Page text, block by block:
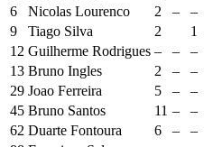
6
Nicolas Lourenco 2 – –
9
Tiago Silva 2 1
12 Guilherme Rodrigues – – –
13 Bruno Ingles 2 – –
29 Joao Ferreira 5 – –
45 Bruno Santos 11 – –
62 Duarte Fontoura 6 – –